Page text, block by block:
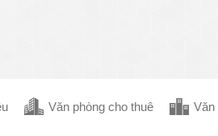
Văn phòng cho thuê Văn